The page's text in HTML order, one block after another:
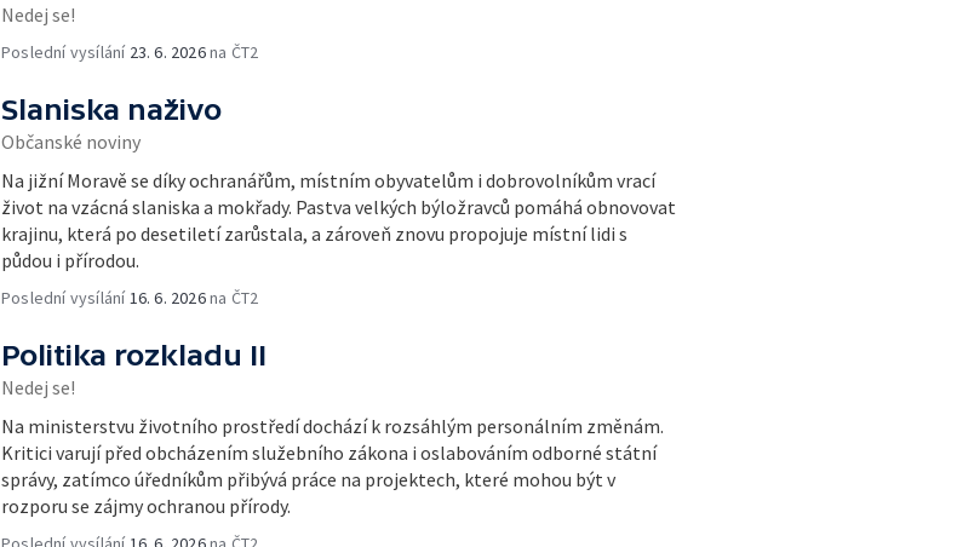
Nedej se!
Poslední vysílání 23. 6. 2026na ČT2
Slaniska naživo
Občanské noviny
Na jižní Moravě se díky ochranářům, místním obyvatelům i dobrovolníkům vrací
život na vzácná slaniska a mokřady. Pastva velkých býložravců pomáhá obnovovat
krajinu, která po desetiletí zarůstala, a zároveň znovu propojuje místní lidi s
půdou i přírodou.
Poslední vysílání 16. 6. 2026na ČT2
Politika rozkladu II
Nedej se!
Na ministerstvu životního prostředí dochází k rozsáhlým personálním změnám.
Kritici varují před obcházením služebního zákona i oslabováním odborné státní
správy, zatímco úředníkům přibývá práce na projektech, které mohou být v
rozporu se zájmy ochranou přírody.